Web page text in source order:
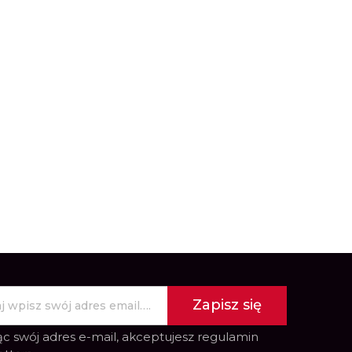
Zapisz się
swój adres e-mail, akceptujesz regulamin